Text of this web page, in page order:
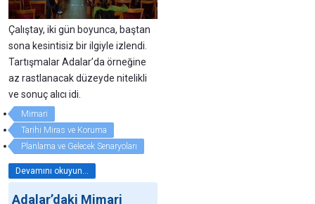
Çalıştay, iki gün boyunca, baştan
sona kesintisiz bir ilgiyle izlendi.
Tartışmalar Adalar’da örneğine
az rastlanacak düzeyde nitelikli
ve sonuç alıcı idi.
Mimari
Tarihi Miras ve Koruma
Planlama ve Gelecek Senaryoları
Devamını okuyun...
Adalar’daki Mimari